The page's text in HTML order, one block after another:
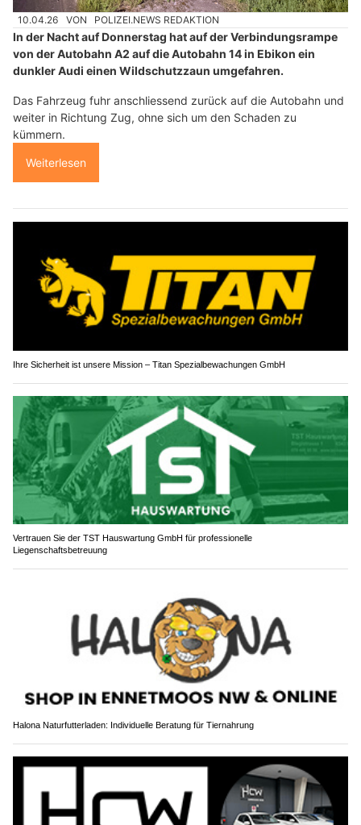
10.04.26 VON POLIZEI.NEWS REDAKTION
In der Nacht auf Donnerstag hat auf der Verbindungsrampe
von der Autobahn A2 auf die Autobahn 14 in Ebikon ein
dunkler Audi einen Wildschutzzaun umgefahren.
Das Fahrzeug fuhr anschliessend zurück auf die Autobahn und
weiter in Richtung Zug, ohne sich um den Schaden zu
kümmern.
Weiterlesen
Ihre Sicherheit ist unsere Mission – Titan Spezialbewachungen GmbH
Vertrauen Sie der TST Hauswartung GmbH für professionelle
Liegenschaftsbetreuung
Halona Naturfutterladen: Individuelle Beratung für Tiernahrung